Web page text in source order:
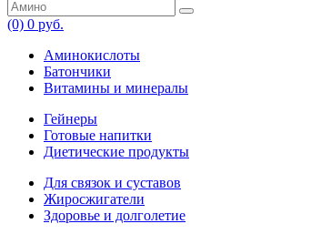
(0) 0 руб.
Аминокислоты
Батончики
Витамины и минералы
Гейнеры
Готовые напитки
Диетические продукты
Для связок и суставов
Жиросжигатели
Здоровье и долголетие